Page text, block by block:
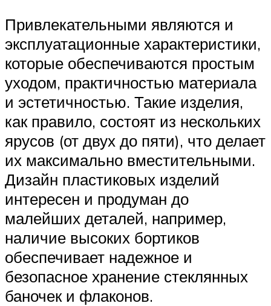
Привлекательными являются и
эксплуатационные характеристики,
которые обеспечиваются простым
уходом, практичностью материала
и эстетичностью. Такие изделия,
как правило, состоят из нескольких
ярусов (от двух до пяти), что делает
их максимально вместительными.
Дизайн пластиковых изделий
интересен и продуман до
малейших деталей, например,
наличие высоких бортиков
обеспечивает надежное и
безопасное хранение стеклянных
баночек и флаконов.